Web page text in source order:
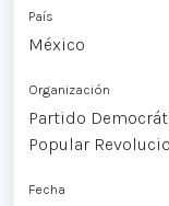
País
México
Organización
Partido
Popular
Fecha